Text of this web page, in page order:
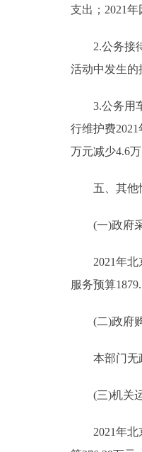
支出；2021
2.公务接待
活动中发生的
3.公务用车
行维护费
万元减少4.6
五、其他
(一)政府采
2021年北京
服务预算
(二)政府购
本部门无政
(三)机关运
2021年北京